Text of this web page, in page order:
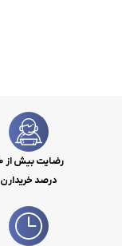
رضایت بیش از 90
درصد خریدارن